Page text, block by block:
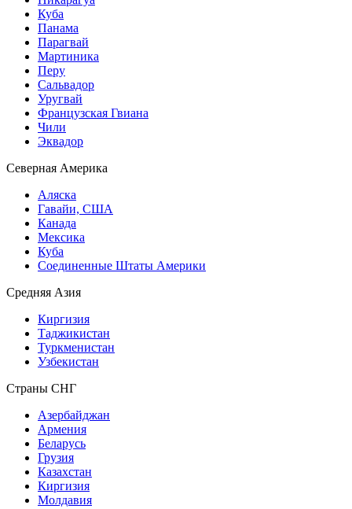
Куба
Панама
Парагвай
Мартиника
Перу
Сальвадор
Уругвай
Французская Гвиана
Чили
Эквадор
Северная Америка
Аляска
Гавайи, США
Канада
Мексика
Куба
Соединенные Штаты Америки
Средняя Азия
Киргизия
Таджикистан
Туркменистан
Узбекистан
Страны СНГ
Азербайджан
Армения
Беларусь
Грузия
Казахстан
Киргизия
Молдавия